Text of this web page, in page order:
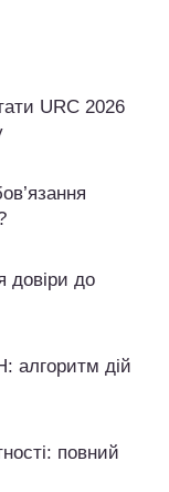
URC 2026
довіри до
алгоритм дій
повний